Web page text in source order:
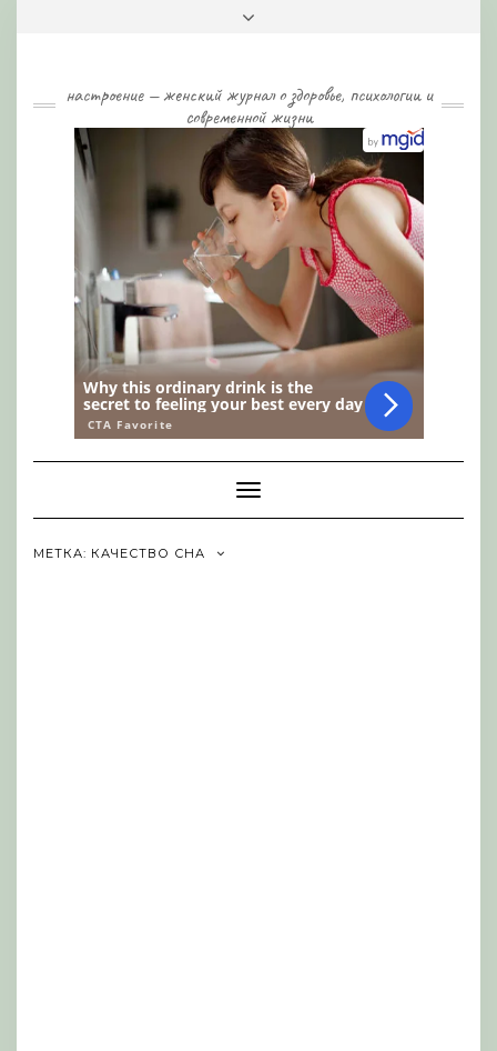
настроение — женский журнал о здоровье, психологии и
современной жизни
Toggle
Navigation
МЕТКА: КАЧЕСТВО СНА